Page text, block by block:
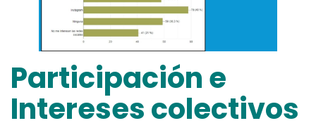
Participación e
Intereses colectivos